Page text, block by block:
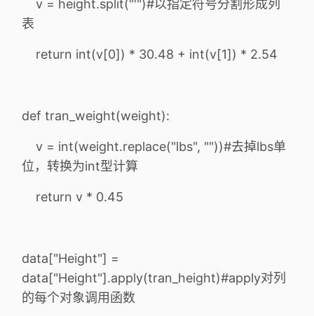
v = height.split("'")#以指定符号分割形成列
表
return int(v[0]) * 30.48 + int(v[1]) * 2.54
def tran_weight(weight):
v = int(weight.replace("lbs", ""))#去掉lbs单
位，转换为int型计算
return v * 0.45
data["Height"] =
data["Height"].apply(tran_height)#apply对列
的每个对象调用函数